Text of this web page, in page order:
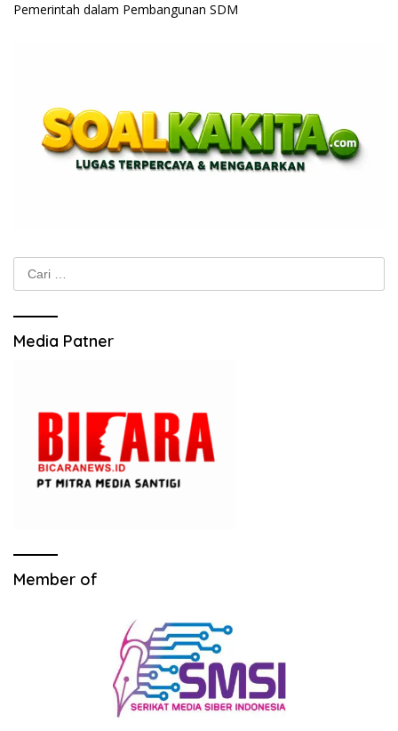
Pemerintah dalam Pembangunan SDM
Cari
untuk:
Media Patner
Member of